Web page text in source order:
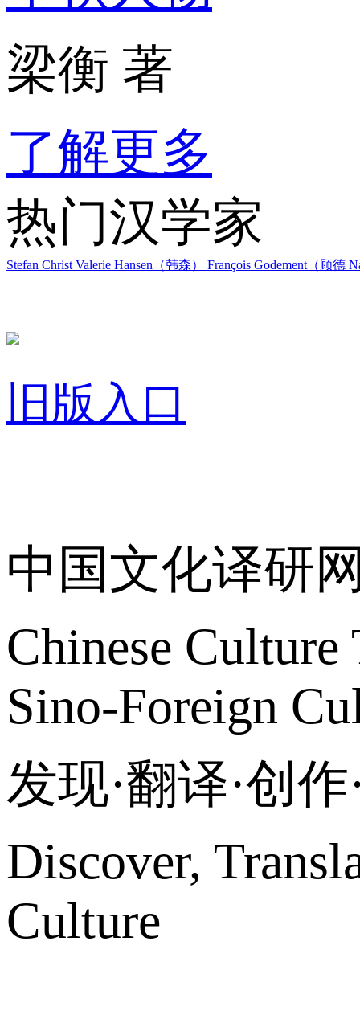
梁衡 著
了解更多
热门汉学家
Stefan Christ Valerie Hansen（韩森） François Godement（顾德
旧版入口
中国文化译研
Chinese
Sino-Foreign
发现·翻译·创
Discover,
Culture